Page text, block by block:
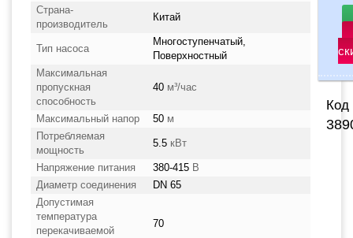
Страна-
производитель
Китай
Тип насоса
Многоступенчатый,
Поверхностный
Максимальная
пропускная
способность
40 м³/час
Максимальный напор 50 м
Потребляемая
мощность
5.5 кВт
Напряжение питания 380-415 В
Диаметр соединения
DN 65
Допустимая
температура
перекачиваемой
70
Код